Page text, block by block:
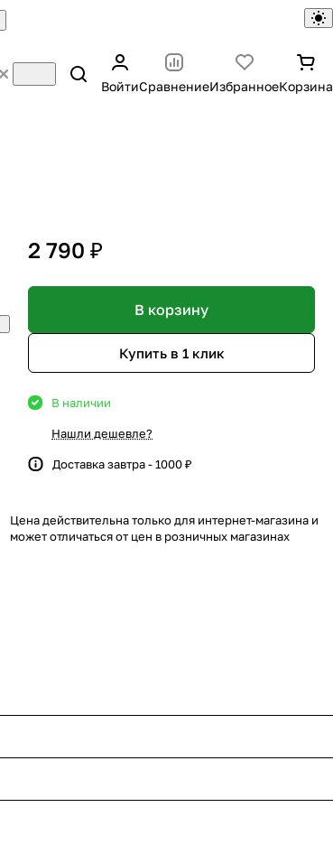
ВойтиСравнениеИзбранноеКорзина
2 790 ₽
В корзину
Купить в 1 клик
В наличии
Нашли дешевле?
Доставка завтра - 1000 ₽
Цена действительна только для интернет-магазина и
может отличаться от цен в розничных магазинах